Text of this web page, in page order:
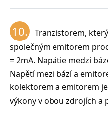
10.
Tranzistorem,
společným emitorem
= 2mA. Napätie medzi
Napětí mezi bází a
kolektorem a emitorem
výkony v obou zdrojích a